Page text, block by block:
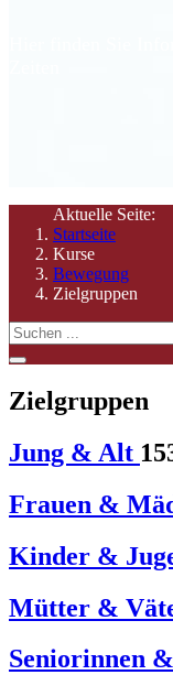
Aktuelle Seite:
Startseite
Kurse
Bewegung
Zielgruppen
Zielgruppen
Jung & Alt
Frauen &
Kinder &
Mütter &
Seniorinnen